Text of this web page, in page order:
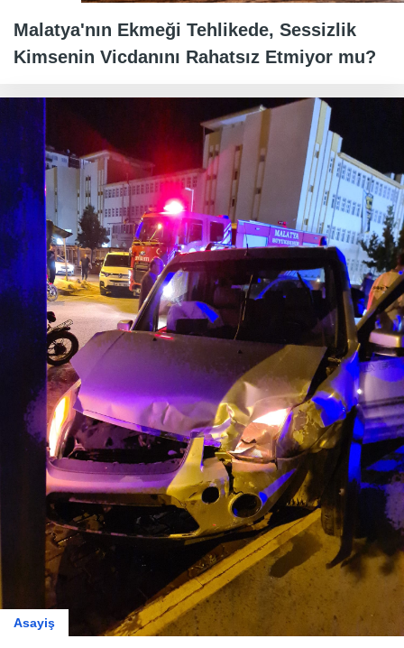
Malatya'nın Ekmeği Tehlikede, Sessizlik
Kimsenin Vicdanını Rahatsız Etmiyor mu?
Asayiş